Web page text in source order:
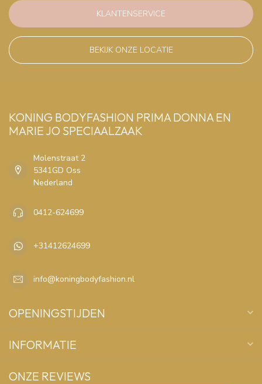
KLANTENSERVICE
BEKIJK ONZE LOCATIE
KONING BODYFASHION PRIMA DONNA EN
MARIE JO SPECIAALZAAK
Molenstraat 2
5341GD Oss
Nederland
0412-624699
+31412624699
info@koningbodyfashion.nl
OPENINGSTIJDEN
INFORMATIE
ONZE REVIEWS